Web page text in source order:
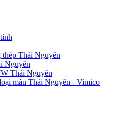
Thái Nguyên
Nguyên
Thái Nguyên
màu Thái Nguyên - Vimico